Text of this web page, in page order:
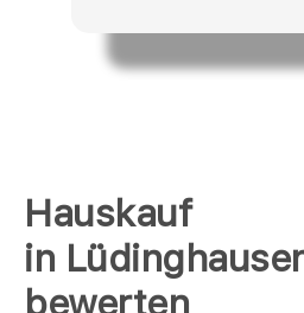
Hauskauf
in
bewerten